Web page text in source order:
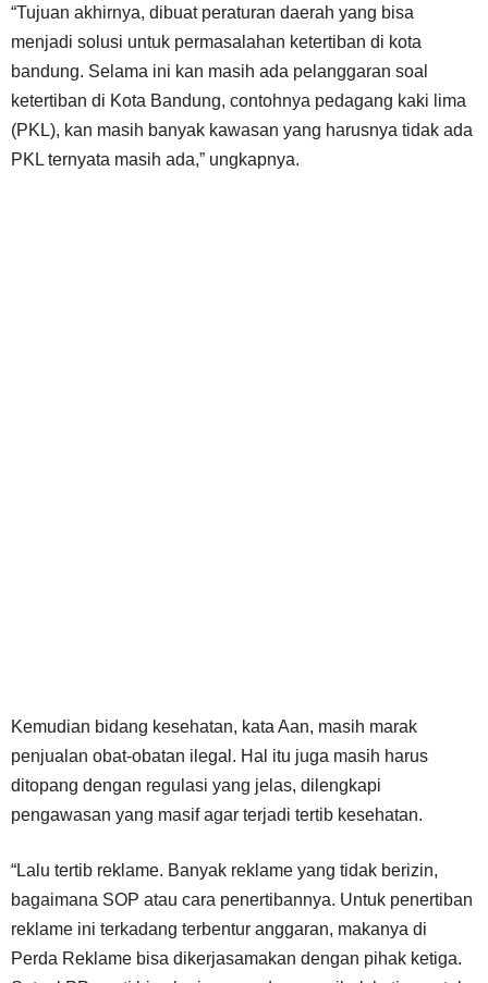
“Tujuan akhirnya, dibuat peraturan daerah yang bisa
menjadi solusi untuk permasalahan ketertiban di kota
bandung. Selama ini kan masih ada pelanggaran soal
ketertiban di Kota Bandung, contohnya pedagang kaki lima
(PKL), kan masih banyak kawasan yang harusnya tidak ada
PKL ternyata masih ada,” ungkapnya.
Kemudian bidang kesehatan, kata Aan, masih marak
penjualan obat-obatan ilegal. Hal itu juga masih harus
ditopang dengan regulasi yang jelas, dilengkapi
pengawasan yang masif agar terjadi tertib kesehatan.
“Lalu tertib reklame. Banyak reklame yang tidak berizin,
bagaimana SOP atau cara penertibannya. Untuk penertiban
reklame ini terkadang terbentur anggaran, makanya di
Perda Reklame bisa dikerjasamakan dengan pihak ketiga.